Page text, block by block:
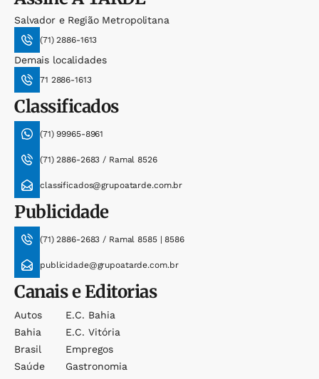
Salvador e Região Metropolitana
(71) 2886-1613
Demais localidades
71 2886-1613
Classificados
(71) 99965-8961
(71) 2886-2683 / Ramal 8526
classificados@grupoatarde.com.br
Publicidade
(71) 2886-2683 / Ramal 8585 | 8586
publicidade@grupoatarde.com.br
Canais e Editorias
Autos
Bahia
Brasil
Saúde
E.c. Bahia
E.c. Vitória
Empregos
Gastronomia